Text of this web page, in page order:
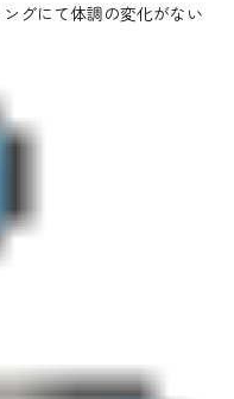
グにて体調の変化がない